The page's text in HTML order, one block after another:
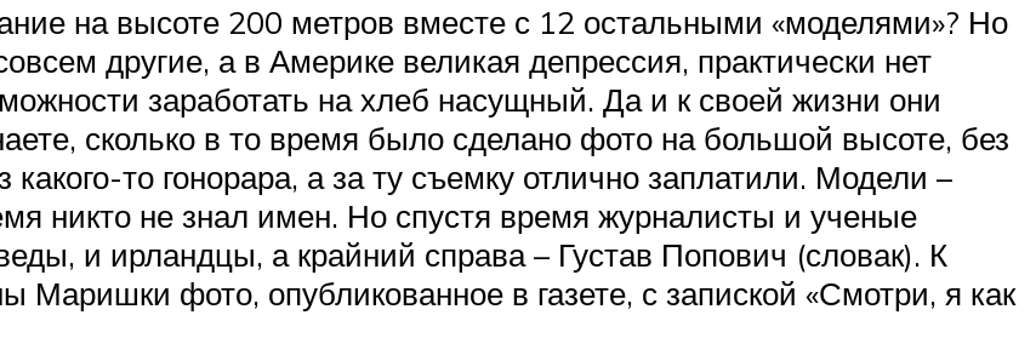
на высоте 200 метров вместе с 12 остальными «моделями»? Но
другие, а в Америке великая депрессия, практически нет
заработать на хлеб насущный. Да и к своей жизни они
сколько в то время было сделано фото на большой высоте, без
то гонорара, а за ту съемку отлично заплатили. Модели –
никто не знал имен. Но спустя время журналисты и ученые
и ирландцы, а крайний справа – Густав Попович (словак). К
Маришки фото, опубликованное в газете, с запиской «Смотри, я как